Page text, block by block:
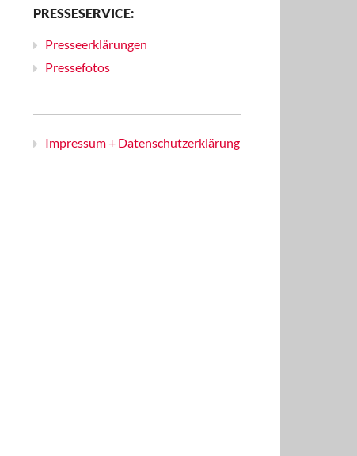
PRESSESERVICE:
Presseerklärungen
Pressefotos
Impressum + Datenschutzerklärung